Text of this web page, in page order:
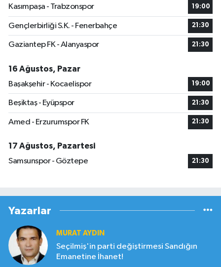
Kasımpaşa - Trabzonspor 19:00
Gençlerbirliği S.K. - Fenerbahçe 21:30
Gaziantep FK - Alanyaspor 21:30
16 Ağustos, Pazar
Başakşehir - Kocaelispor
19:00
Beşiktaş - Eyüpspor 21:30
Amed - Erzurumspor FK 21:30
17 Ağustos, Pazartesi
Samsunspor - Göztepe
21:30
Yazarlar
MURAT AYDIN
Seçilmiş'in parti değiştirmesi Sandığın
Emanetine İhanet!